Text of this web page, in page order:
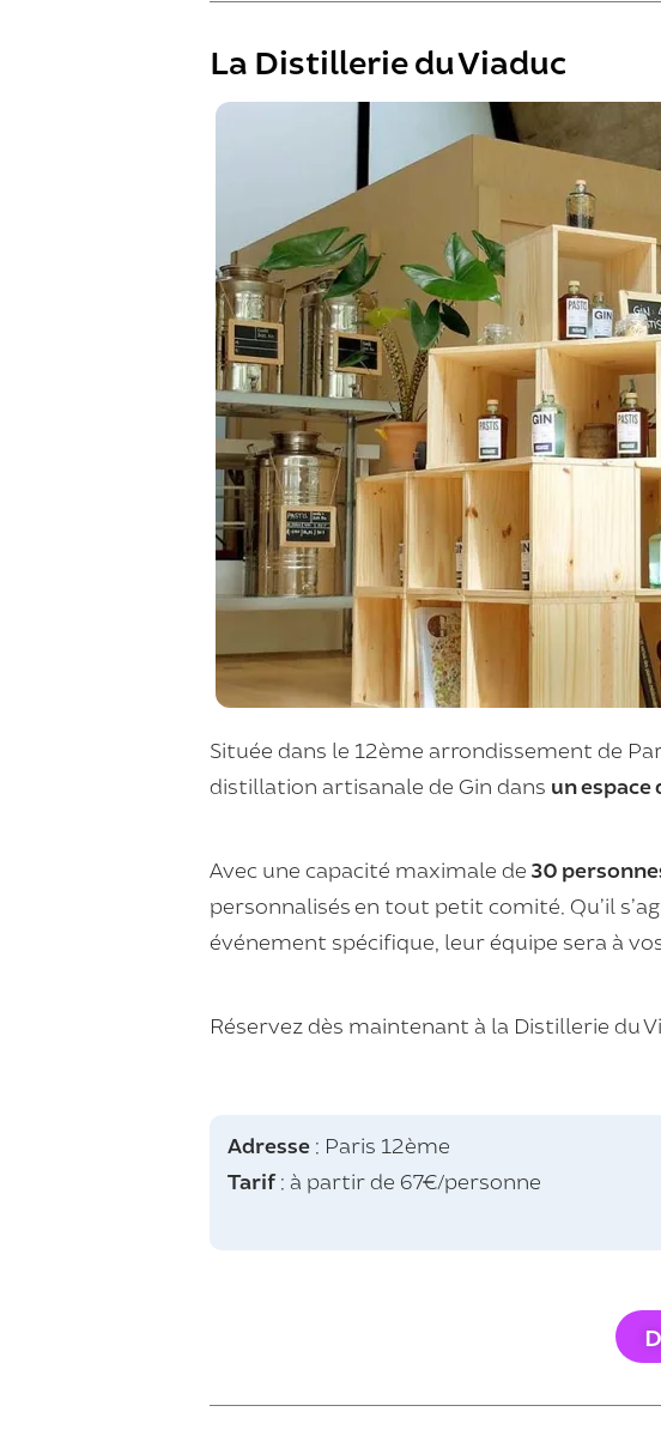
La Distillerie du Viaduc
Située dans le 12ème arrondissement de
distillation artisanale de Gin dans un espace
Avec une capacité maximale de 30
personnalisésen tout petit comité. Qu’il
événement spécifique, leur équipe sera à
Réservez dès maintenant à la Distillerie du
Adresse : Paris 12ème
Tarif: à partir de 67€/personne